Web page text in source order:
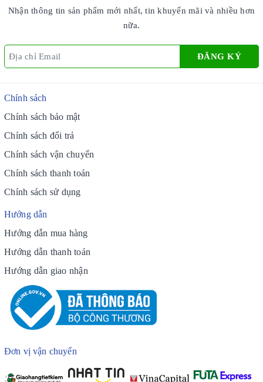
Nhận thông tin sản phẩm mới nhất, tin khuyến mãi và nhiều hơn
nữa.
ĐĂNG KÝ
Chính sách
Chính sách bảo mật
Chính sách đổi trả
Chính sách vận chuyển
Chính sách thanh toán
Chính sách sử dụng
Hướng dẫn
Hướng dẫn mua hàng
Hướng dẫn thanh toán
Hướng dẫn giao nhận
Đơn vị vận chuyển